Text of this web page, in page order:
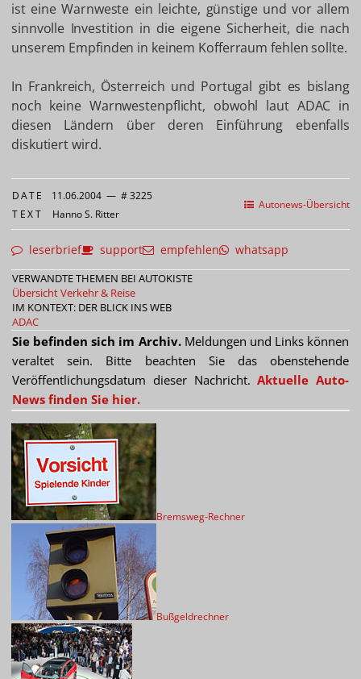
ist eine Warnweste ein leichte, günstige und vor allem
sinnvolle Investition in die eigene Sicherheit, die nach
unserem Empfinden in keinem Kofferraum fehlen sollte.
In Frankreich, Österreich und Portugal gibt es bislang
noch keine Warnwestenpflicht, obwohl laut ADAC in
diesen Ländern über deren Einführung ebenfalls
diskutiert wird.
Autonews-Übersicht
DATE 11.06.2004 — # 3225
TEXT Hanno S. Ritter
leserbrief support empfehlen whatsapp
VERWANDTE THEMEN BEI AUTOKISTE
Übersicht Verkehr & Reise
IM KONTEXT: DER BLICK INS WEB
ADAC
Sie befinden sich im Archiv.Meldungen und Links können
veraltet sein. Bitte beachten Sie das obenstehende
Veröffentlichungsdatum dieser Nachricht.Aktuelle Auto-
News finden Sie hier.
Bremsweg-Rechner
Bußgeldrechner